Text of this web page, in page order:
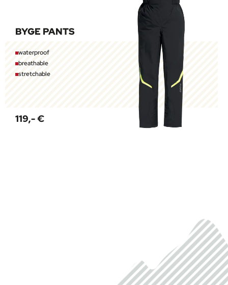
BYGE PANTS
waterproof
breathable
stretchable
119,- €